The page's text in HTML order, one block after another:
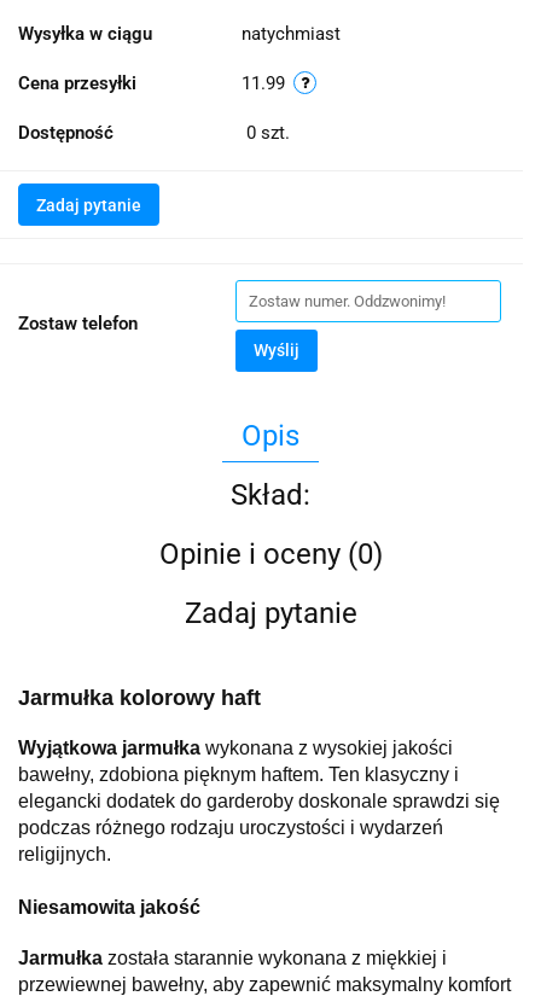
Wysyłka w ciągu natychmiast
Cena przesyłki 11.99
Dostępność 0 szt.
Zadaj pytanie
Zostaw telefon
Wyślij
Opis
Skład:
Opinie i oceny (0)
Zadaj pytanie
Jarmułka kolorowy haft
Wyjątkowa jarmułka wykonana z wysokiej jakości
bawełny, zdobiona pięknym haftem. Ten klasyczny i
elegancki dodatek do garderoby doskonale sprawdzi się
podczas różnego rodzaju uroczystości i wydarzeń
religijnych.
Niesamowita jakość
Jarmułka została starannie wykonana z miękkiej i
przewiewnej bawełny, aby zapewnić maksymalny komfort